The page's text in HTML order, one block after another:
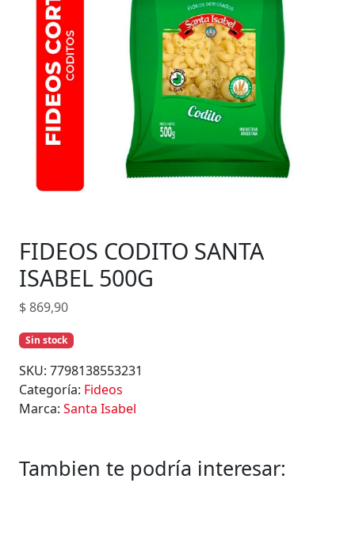
FIDEOS CODITO SANTA
ISABEL 500G
$869,90
Sin stock
SKU: 7798138553231
Categoría: Fideos
Marca: Santa Isabel
Tambien te podría interesar: